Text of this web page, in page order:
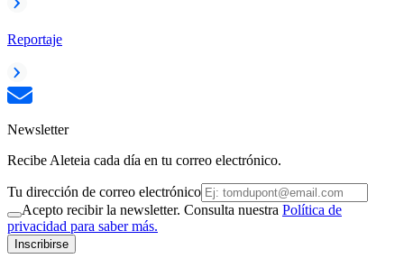
Reportaje
Newsletter
Recibe Aleteia cada día en tu correo electrónico.
Tu dirección de correo electrónico
Acepto recibir la newsletter. Consulta nuestra Política de
privacidad para saber más.
Inscribirse